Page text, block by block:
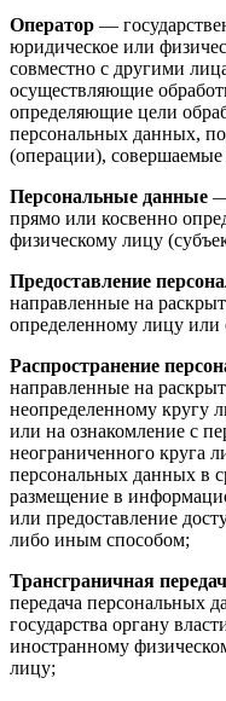
Оператор —
юридическое или
совместно с другими
осуществляющие
определяющие цели
персональных данных,
(операции),
Персональные данные
прямо или косвенно
физическому лицу
Предоставление
направленные на
определенному лицу или
Распространение
направленные на
неопределенному кругу
или на ознакомление с
неограниченного круга
персональных данных в
размещение в
или предоставление
либо иным способом;
Трансграничная
передача персональных
государства органу
иностранному
лицу;